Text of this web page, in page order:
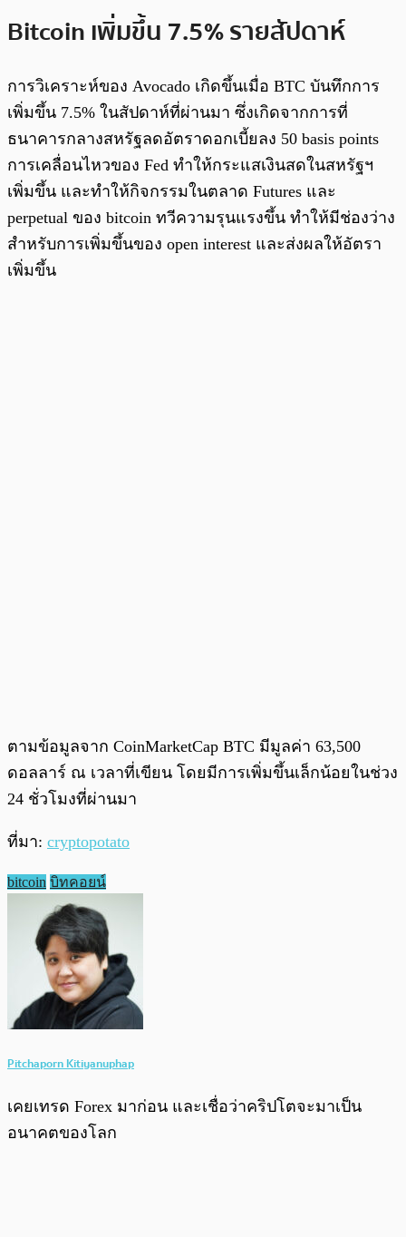
Bitcoin เพิ่มขึ้น 7.5% รายสัปดาห์
การวิเคราะห์ของ Avocado เกิดขึ้นเมื่อ BTC บันทึกการ
เพิ่มขึ้น 7.5% ในสัปดาห์ที่ผ่านมา ซึ่งเกิดจากการที่
ธนาคารกลางสหรัฐลดอัตราดอกเบี้ยลง 50 basis points
การเคลื่อนไหวของ Fed ทำให้กระแสเงินสดในสหรัฐฯ
เพิ่มขึ้น และทำให้กิจกรรมในตลาด Futures และ
perpetual ของ bitcoin ทวีความรุนแรงขึ้น ทำให้มีช่องว่าง
สำหรับการเพิ่มขึ้นของ open interest และส่งผลให้อัตรา
เพิ่มขึ้น
ตามข้อมูลจาก CoinMarketCap BTC มีมูลค่า 63,500
ดอลลาร์ ณ เวลาที่เขียน โดยมีการเพิ่มขึ้นเล็กน้อยในช่วง
24 ชั่วโมงที่ผ่านมา
ที่มา: cryptopotato
bitcoin บิทคอยน์
Pitchaporn Kitiyanuphap
เคยเทรด Forex มาก่อน และเชื่อว่าคริปโตจะมาเป็น
อนาคตของโลก